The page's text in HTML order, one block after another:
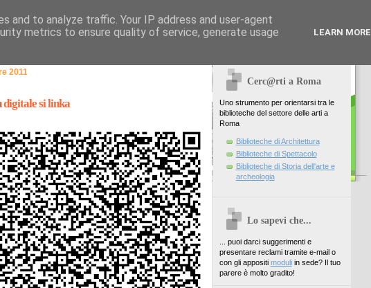
2011
digitale si linka
Cerc@rti a Roma
Uno strumento per orientarsi tra le
biblioteche del settore delle arti a
Roma
Biblioteche di Architettura
Biblioteche di Spettacolo
Biblioteche di Storia dell'arte e
archeologia
Lo sapevi che...
... puoi darci suggerimenti e
presentare reclami tramite e-mail o
con gli appositi moduliin sede? Il tuo
parere è molto gradito!
and to analyze traffic. Your IP address and user-agent
metrics to ensure quality of service, generate usage
LEARN MORE